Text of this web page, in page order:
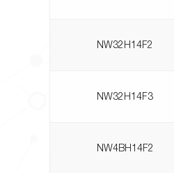
NW32H14F2
NW32H14F3
NW4BH14F2